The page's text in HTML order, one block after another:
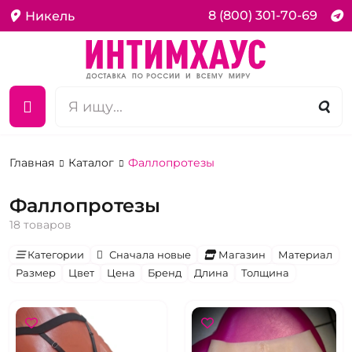
Никель 8 (800) 301-70-69
Главная Каталог Фаллопротезы
Фаллопротезы
18 товаров
Категории Сначала новые Магазин
Материал
Размер
Цвет Цена Бренд Длина Толщина